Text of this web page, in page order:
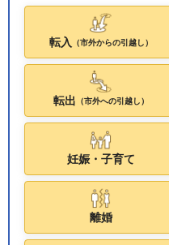
転入 （市外からの引越し）
転出 （市外への引越し）
妊娠・子育て
離婚